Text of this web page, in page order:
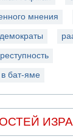
мнения
демократы
бат-яме